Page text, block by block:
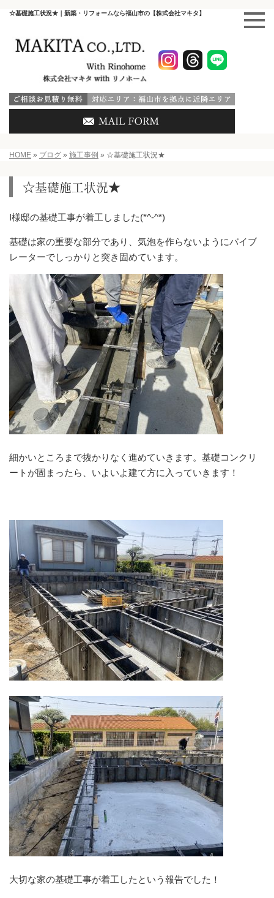
☆基礎施工状況★｜新築・リフォームなら福山市の【株式会社マキタ】
HOME » ブログ » 施工事例 » ☆基礎施工状況★
☆基礎施工状況★
I様邸の基礎工事が着工しました(*^-^*)
基礎は家の重要な部分であり、気泡を作らないようにバイブ
レーターでしっかりと突き固めています。
細かいところまで抜かりなく進めていきます。基礎コンクリ
ートが固まったら、いよいよ建て方に入っていきます！
大切な家の基礎工事が着工したという報告でした！